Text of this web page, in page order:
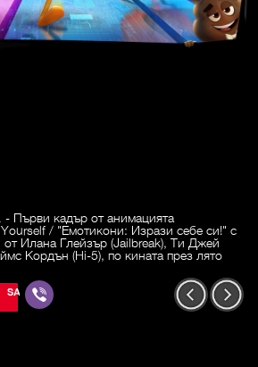
- Първи кадър от анимацията
/ "Емотикони: Изрази себе си!" с
от Илана Глейзър (Jailbreak), Ти Джей
Кордън (Hi-5), по кината през лято
SAVE